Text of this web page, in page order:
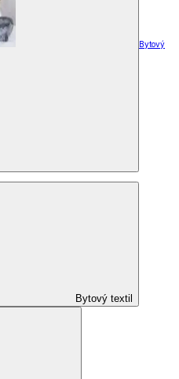
Bytový
Bytový textil